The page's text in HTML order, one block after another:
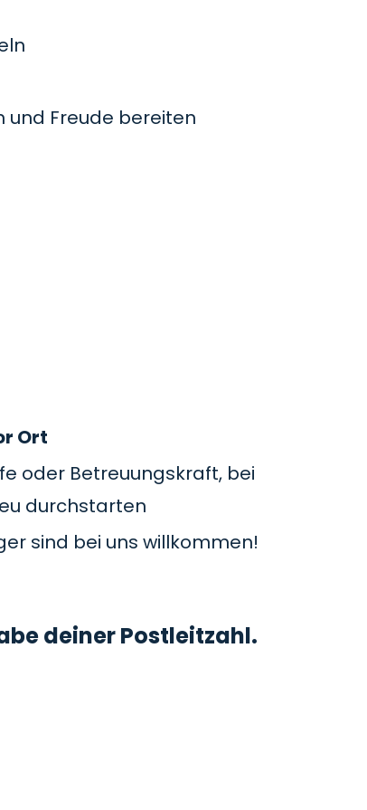
Freude bereiten
Ort
oder Betreuungskraft, bei
durchstarten
sind bei uns willkommen!
deiner Postleitzahl.